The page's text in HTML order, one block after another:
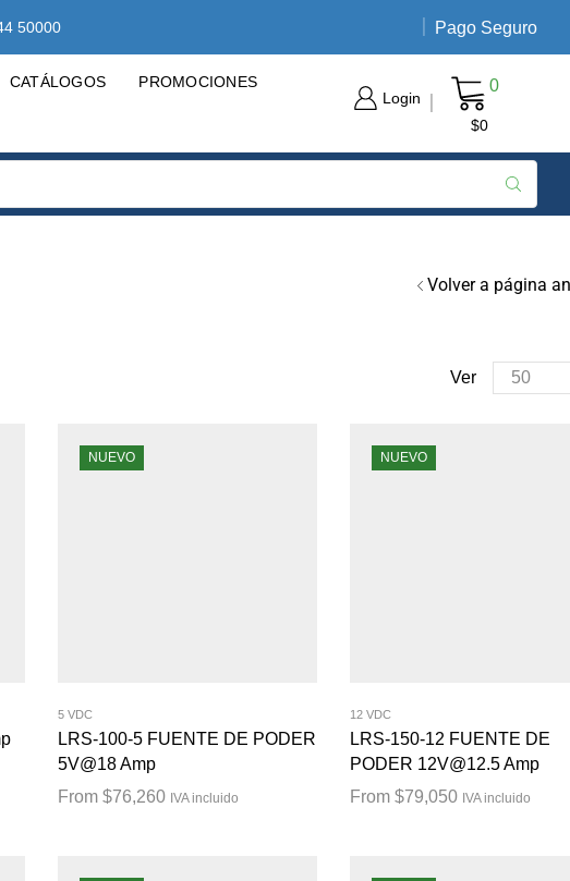
50000 Envíos nacionales de 3 a 5
Pago Seguro
CATÁLOGOS PROMOCIONES
Login
0
$0
Volver a página
Ver
NUEVO
5 VDC
LRS-100-5 FUENTE DE PODER
5V@18 Amp
From $76,260 IVA incluido
NUEVO
12 VDC
LRS-150-12 FUENTE DE
PODER 12V@12.5 Amp
From$79,050 IVA incluido